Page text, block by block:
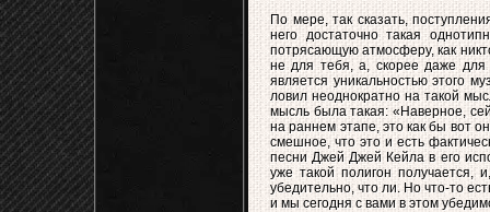
По мере, так сказать,
него достаточно такая
потрясающую атмосферу, как
не для тебя, а, скорее даже для
является уникальностью этого
ловил неоднократно на такой
мысль была такая: «Наверное,
на раннем этапе, это как бы вот
смешное, что это и есть
песни Джей Джей Кейла в его
уже такой полигон получается,
убедительно, что ли. Но что-то
и мы сегодня с вами в этом